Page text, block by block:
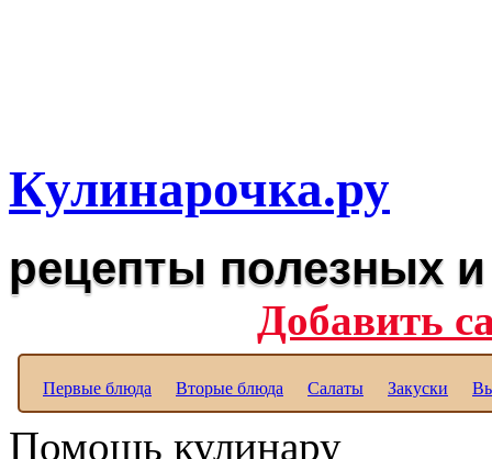
Кулинарочка.ру
рецепты полезных
Добавить
Первые блюда Вторые блюда Салаты Закуски
Помощь кулинару